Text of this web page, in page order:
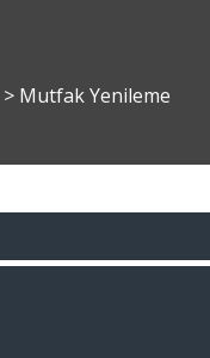
> Mutfak Yenileme